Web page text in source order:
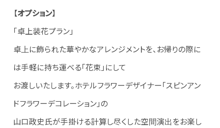
【オプション】
「卓上装花プラン」
卓上に飾られた華やかなアレンジメントを、お帰りの際に
は手軽に持ち運べる「花束」にして
お渡しいたします。ホテルフラワーデザイナー「スピンアン
ドフラワーデコレーション」の
山口政史氏が手掛ける計算し尽くした空間演出をお楽し